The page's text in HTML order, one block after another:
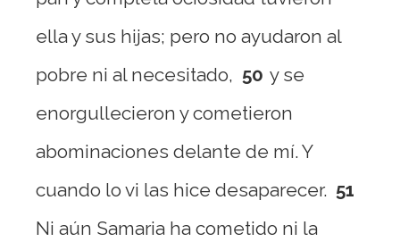
ella y sus hijas; pero no ayudaron al
pobre ni al necesitado, 50 y se
enorgullecieron y cometieron
abominaciones delante de mí. Y
cuando lo vi las hice desaparecer. 51
Ni aún Samaria ha cometido ni la